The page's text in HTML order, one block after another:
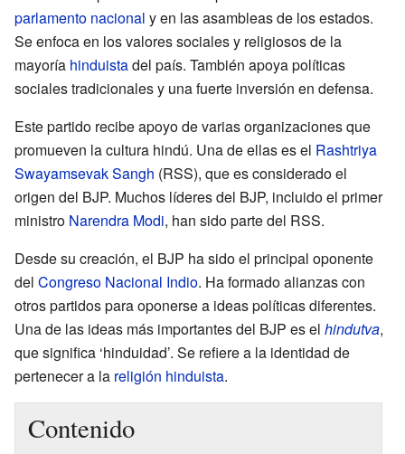
parlamento nacional y en las asambleas de los estados.
Se enfoca en los valores sociales y religiosos de la
mayoría hinduistadel país. También apoya políticas
sociales tradicionales y una fuerte inversión en defensa.
Este partido recibe apoyo de varias organizaciones que
promueven la cultura hindú. Una de ellas es el Rashtriya
Swayamsevak Sangh (RSS), que es considerado el
origen del BJP. Muchos líderes del BJP, incluido el primer
ministro Narendra Modi, han sido parte del RSS.
Desde su creación, el BJP ha sido el principal oponente
del Congreso Nacional Indio. Ha formado alianzas con
otros partidos para oponerse a ideas políticas diferentes.
Una de las ideas más importantes del BJP es el hindutva,
que significa ‘hinduidad’. Se refiere a la identidad de
pertenecer a la religión hinduista.
Contenido